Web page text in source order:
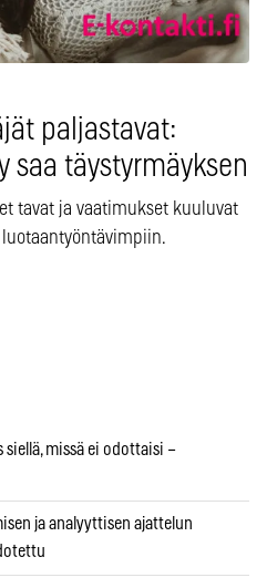
paljastavat:
saa täystyrmäyksen
tavat ja vaatimukset kuuluvat
missä ei odottaisi –
ja analyyttisen ajattelun